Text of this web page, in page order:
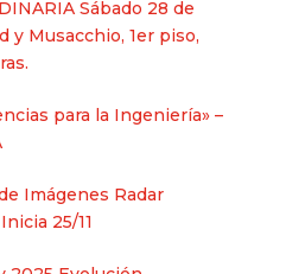
Sábado 28 de
y Musacchio, 1er piso,
para la Ingeniería» –
Imágenes Radar
25/11